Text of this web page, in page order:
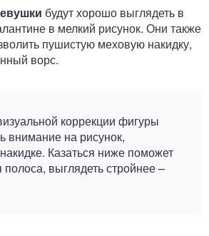
будут хорошо выглядеть в
в мелкий рисунок. Они также
пушистую меховую накидку,
ворс.
коррекции фигуры
внимание на рисунок,
Казаться ниже поможет
полоса, выглядеть стройнее –